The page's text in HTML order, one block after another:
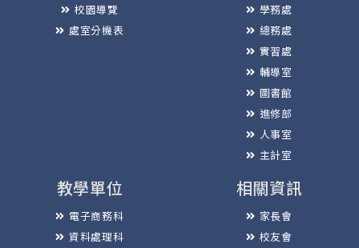
校園導覽
處室分機表
學務處
總務處
實習處
輔導室
圖書館
進修部
人事室
主計室
教學單位
電子商務科
資料處理科
相關資訊
家長會
校友會